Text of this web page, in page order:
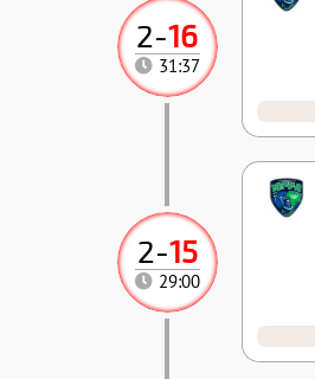
2-15
29:00
2-16
31:37